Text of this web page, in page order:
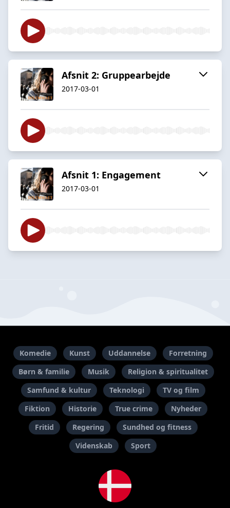
Afsnit 2: Gruppearbejde
2017-03-01
Afsnit 1: Engagement
2017-03-01
Komedie Kunst Uddannelse
Forretning
Børn & familie
Musik
Religion & spiritualitet
Samfund & kultur
Teknologi
TV og film
Fiktion
Historie True crime
Nyheder
Fritid
Regering
Sundhed og fitness
Videnskab
Sport